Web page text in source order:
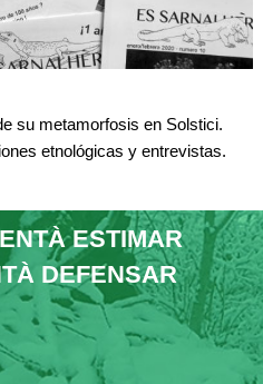
su metamorfosis en Solstici.
etnológicas y entrevistas.
ESTIMAR
DEFENSAR